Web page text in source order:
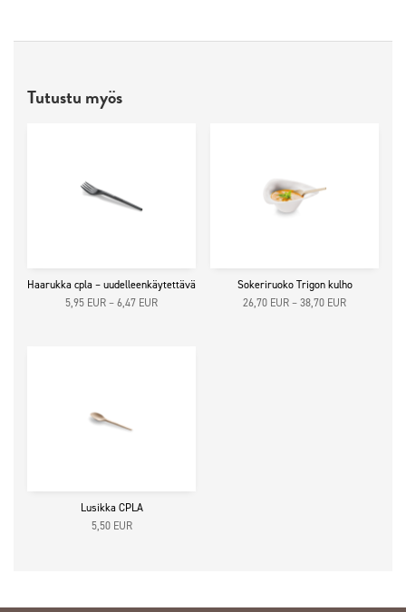
Tutustu myös
Haarukka cpla – uudelleenkäytettävä
5,95 EUR–6,47 EURHintaluokka:
Sokeriruoko Trigon kulho
26,70 EUR–38,70 EURHintaluokka:
Lusikka CPLA
5,50 EUR